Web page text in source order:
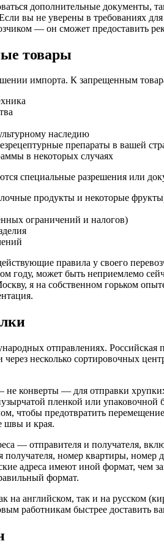
дополнительные документы,
вы не уверены в требованиях
— он сможет предоставить
товары
импорта. К запрещенным
наследию
препараты в вашей
в некоторых случаях
специальные разрешения или
продукты и некоторые
ограничений и налогов)
правила у своего
году, может быть неприемлемо
я на собственном горьком
отправлениях. Российская
несколько сортировочных
конверты — для отправки
пленкой или упаковочной
чтобы предотвратить
швы и края.
— отправителя и получателя,
номер квартиры, номер
адреса имеют иной формат, чем
формат.
на английском, так и на русском
работникам быстрее доставить